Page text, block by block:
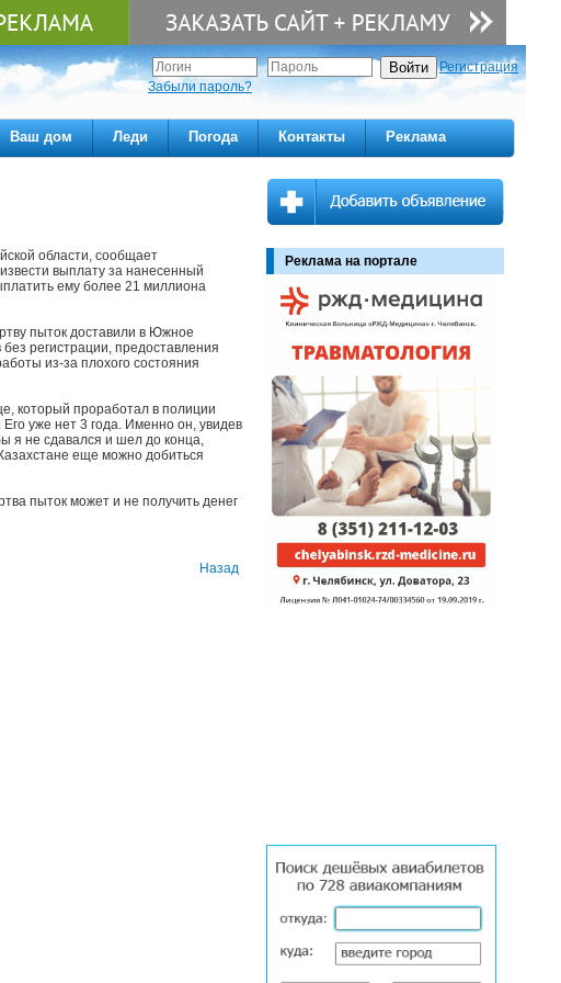
Регистрация
Забыли пароль?
Ваш дом Леди Погода Контакты Реклама
области, сообщает
выплату за нанесенный
ему более 21 миллиона
пыток доставили в Южное
регистрации, предоставления
из-за плохого состояния
который проработал в полиции
уже нет 3 года. Именно он, увидев
я не сдавался и шел до конца,
еще можно добиться
пыток может и не получить денег
Назад
Реклама на портале